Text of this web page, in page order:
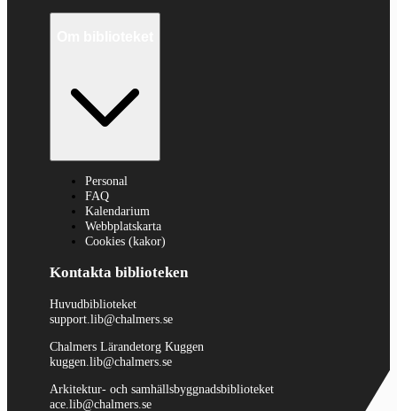
Personal
FAQ
Kalendarium
Webbplatskarta
Cookies (kakor)
Kontakta biblioteken
Huvudbiblioteket
support.lib@chalmers.se
Chalmers Lärandetorg Kuggen
kuggen.lib@chalmers.se
Arkitektur- och samhällsbyggnadsbiblioteket
ace.lib@chalmers.se